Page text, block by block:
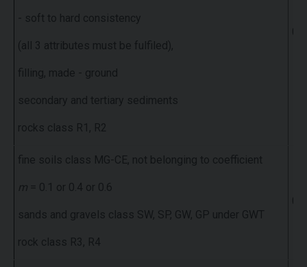
- soft to hard consistency
(all 3 attributes must be fulfiled),
filling, made - ground
secondary and tertiary sediments
rocks class R1, R2
0.1
fine soils class MG-CE, not belonging to coefficient
m = 0.1 or 0.4 or 0.6
sands and gravels class SW, SP, GW, GP under GWT
rock class R3, R4
0.2